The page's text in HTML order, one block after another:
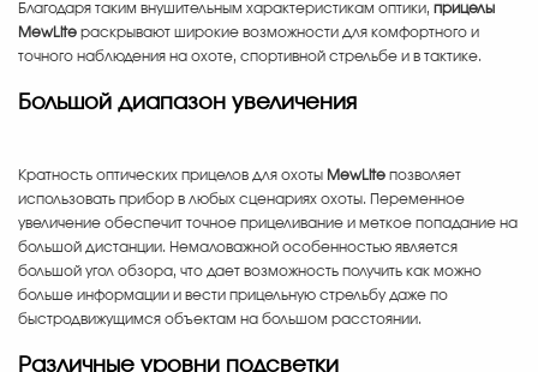
Благодаря таким внушительным характеристикам оптики, прицелы
MewLite раскрывают широкие возможности для комфортного и
точного наблюдения на охоте, спортивной стрельбе и в тактике.
Большой диапазон увеличения
Кратность оптических прицелов для охоты MewLite позволяет
использовать прибор в любых сценариях охоты. Переменное
увеличение обеспечит точное прицеливание и меткое попадание на
большой дистанции. Немаловажной особенностью является
большой угол обзора, что дает возможность получить как можно
больше информации и вести прицельную стрельбу даже по
быстродвижущимся объектам на большом расстоянии.
Различные уровни подсветки